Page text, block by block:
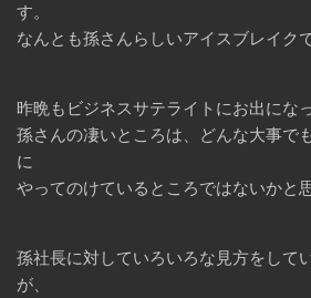
す。
なんとも孫さんらしいアイスブレイク
昨晩もビジネスサテライトにお出にな
孫さんの凄いところは、どんな大事で
に
やってのけているところではないかと
孫社長に対していろいろな見方をして
が、